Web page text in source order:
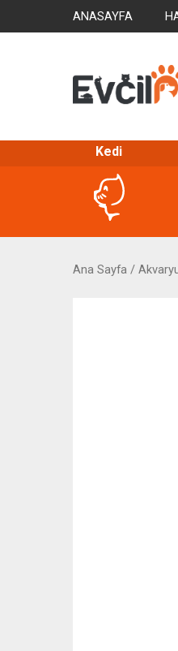
ANASAYFA
Kedi
Ana Sayfa/